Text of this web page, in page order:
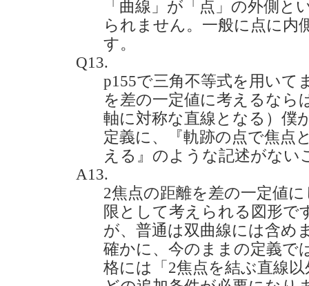
「曲線」が「点」の外側
られません。一般に点に内
す。
Q13.
p155で三角不等式を用いて
を差の一定値に考えるなら
軸に対称な直線となる）僕
定義に、『軌跡の点で焦点
える』のような記述がない
A13.
2焦点の距離を差の一定値
限として考えられる図形で
が、普通は双曲線には含め
確かに、今のままの定義で
格には「2焦点を結ぶ直線